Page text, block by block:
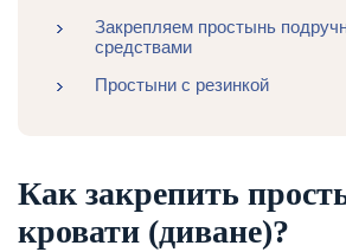
Закрепляем простынь
средствами
Простыни с резинкой
Как закрепить
кровати (диване)?